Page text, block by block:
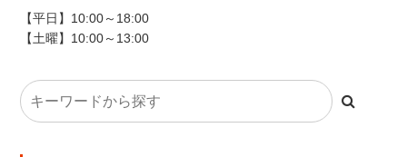
【平日】10:00～18:00
【土曜】10:00～13:00